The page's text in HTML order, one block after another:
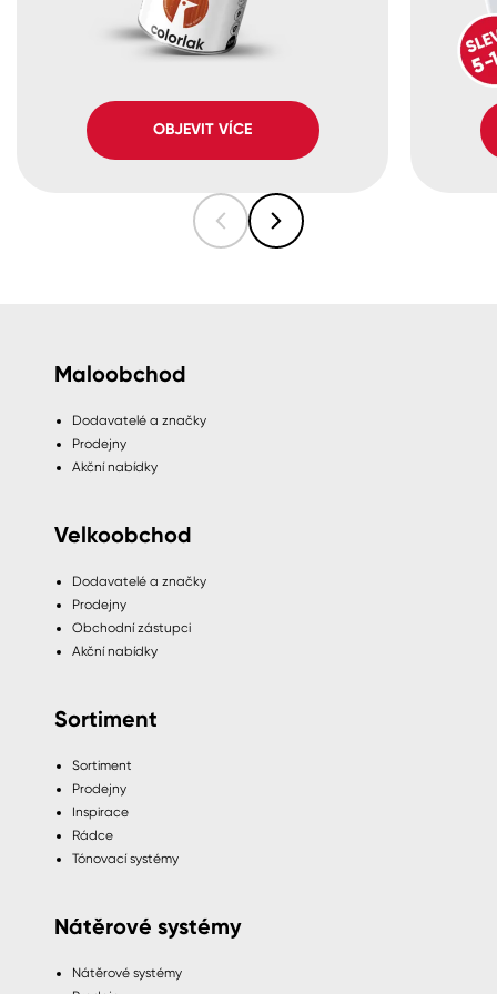
OBJEVIT VÍCE
Maloobchod
Dodavatelé a značky
Prodejny
Akční nabídky
Velkoobchod
Dodavatelé a značky
Prodejny
Obchodní zástupci
Akční nabídky
Sortiment
Sortiment
Prodejny
Inspirace
Rádce
Tónovací systémy
Nátěrové systémy
Nátěrové systémy